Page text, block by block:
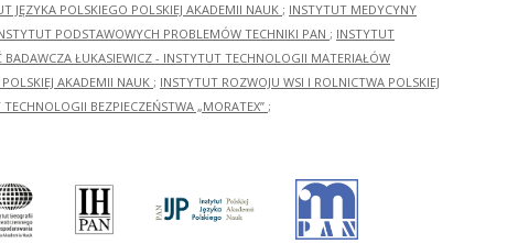
JĘZYKA POLSKIEGO POLSKIEJ AKADEMII NAUK ; INSTYTUT MEDYCYNY
PODSTAWOWYCH PROBLEMÓW TECHNIKI PAN ; INSTYTUT
BADAWCZA ŁUKASIEWICZ - INSTYTUT TECHNOLOGII MATERIAŁÓW
AKADEMII NAUK ; INSTYTUT ROZWOJU WSI I ROLNICTWA POLSKIEJ
BEZPIECZEŃSTWA „MORATEX” ;